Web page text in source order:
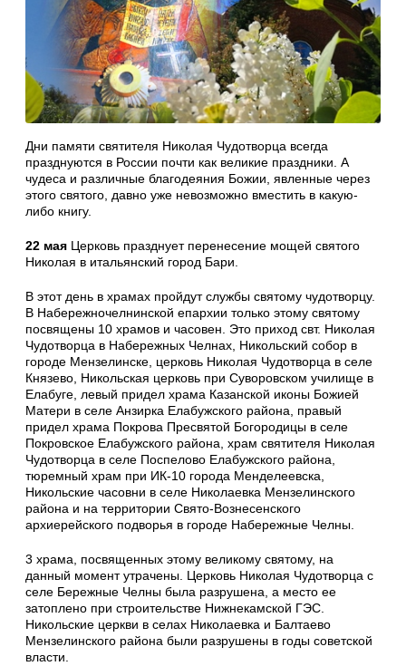
Дни памяти святителя Николая Чудотворца всегда
празднуются в России почти как великие праздники. А
чудеса и различные благодеяния Божии, явленные через
этого святого, давно уже невозможно вместить в какую-
либо книгу.
22 мая Церковь празднует перенесение мощей святого
Николая в итальянский город Бари.
В этот день в храмах пройдут службы святому чудотворцу.
В Набережночелнинской епархии только этому святому
посвящены 10 храмов и часовен. Это приход свт. Николая
Чудотворца в Набережных Челнах, Никольский собор в
городе Мензелинске, церковь Николая Чудотворца в селе
Князево, Никольская церковь при Суворовском училище в
Елабуге, левый придел храма Казанской иконы Божией
Матери в селе Анзирка Елабужского района, правый
придел храма Покрова Пресвятой Богородицы в селе
Покровское Елабужского района, храм святителя Николая
Чудотворца в селе Поспелово Елабужского района,
тюремный храм при ИК-10 города Менделеевска,
Никольские часовни в селе Николаевка Мензелинского
района и на территории Свято-Вознесенского
архиерейского подворья в городе Набережные Челны.
3 храма, посвященных этому великому святому, на
данный момент утрачены. Церковь Николая Чудотворца с
селе Бережные Челны была разрушена, а место ее
затоплено при строительстве Нижнекамской ГЭС.
Никольские церкви в селах Николаевка и Балтаево
Мензелинского района были разрушены в годы советской
власти.